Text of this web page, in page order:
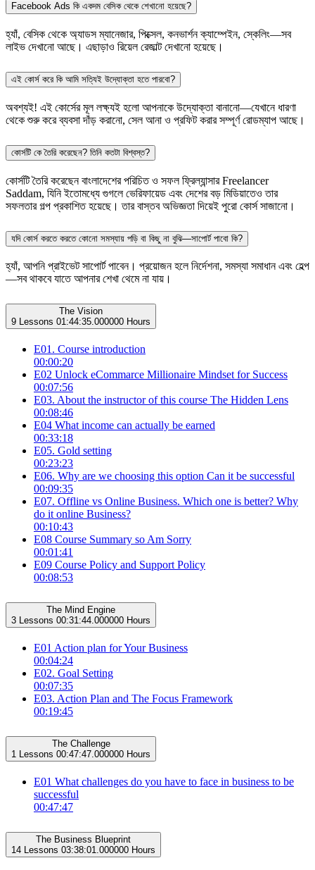
Facebook Ads কি একদম বেসিক থেকে শেখানো হয়েছে?
হ্যাঁ, বেসিক থেকে অ্যাডস ম্যানেজার, পিক্সেল, কনভার্শন ক্যাম্পেইন, স্কেলিং—সব
লাইভ দেখানো আছে। এছাড়াও রিয়েল রেজাল্ট দেখানো হয়েছে।
এই কোর্স করে কি আমি সত্যিই উদ্যোক্তা হতে পারবো?
অবশ্যই! এই কোর্সের মূল লক্ষ্যই হলো আপনাকে উদ্যোক্তা বানানো—যেখানে ধারণা
থেকে শুরু করে ব্যবসা দাঁড় করানো, সেল আনা ও প্রফিট করার সম্পূর্ণ রোডম্যাপ আছে।
কোর্সটি কে তৈরি করেছেন? তিনি কতটা বিশ্বস্ত?
কোর্সটি তৈরি করেছেন বাংলাদেশের পরিচিত ও সফল ফ্রিল্যান্সার Freelancer
Saddam, যিনি ইতোমধ্যে গুগলে ভেরিফায়েড এবং দেশের বড় মিডিয়াতেও তার
সফলতার গল্প প্রকাশিত হয়েছে। তার বাস্তব অভিজ্ঞতা দিয়েই পুরো কোর্স সাজানো।
যদি কোর্স করতে করতে কোনো সমস্যায় পড়ি বা কিছু না বুঝি—সাপোর্ট পাবো কি?
হ্যাঁ, আপনি প্রাইভেট সাপোর্ট পাবেন। প্রয়োজন হলে নির্দেশনা, সমস্যা সমাধান এবং হেল্প
—সব থাকবে যাতে আপনার শেখা থেমে না যায়।
The Vision
9 Lessons 01:44:35.000000 Hours
E01. Course introduction
00:00:20
E02 Unlock eCommarce Millionaire Mindset for Success
00:07:56
E03. About the instructor of this course The Hidden Lens
00:08:46
E04 What income can actually be earned
00:33:18
E05. Gold setting
00:23:23
E06. Why are we choosing this option Can it be successful
00:09:35
E07. Offline vs Online Business. Which one is better? Why
do it online Business?
00:10:43
E08 Course Summary so Am Sorry
00:01:41
E09 Course Policy and Support Policy
00:08:53
The Mind Engine
3 Lessons 00:31:44.000000 Hours
E01 Action plan for Your Business
00:04:24
E02. Goal Setting
00:07:35
E03. Action Plan and The Focus Framework
00:19:45
The Challenge
1 Lessons 00:47:47.000000 Hours
E01 What challenges do you have to face in business to be
successful
00:47:47
The Business Blueprint
14 Lessons 03:38:01.000000 Hours